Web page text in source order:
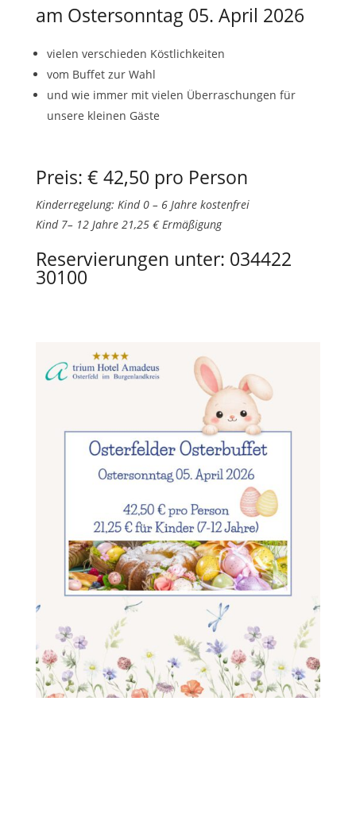
am Ostersonntag 05. April 2026
vielen verschieden Köstlichkeiten
vom Buffet zur Wahl
und wie immer mit vielen Überraschungen für
unsere kleinen Gäste
Preis: € 42,50 pro Person
Kinderregelung: Kind 0 – 6 Jahre kostenfrei
Kind 7– 12 Jahre 21,25 € Ermäßigung
Reservierungen unter: 034422
30100